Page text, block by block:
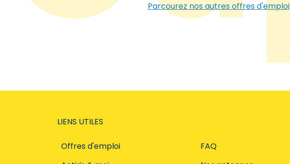
Parcourez nos autres offres d'emploi
LIENS UTILES
Offres d'emploi
FAQ